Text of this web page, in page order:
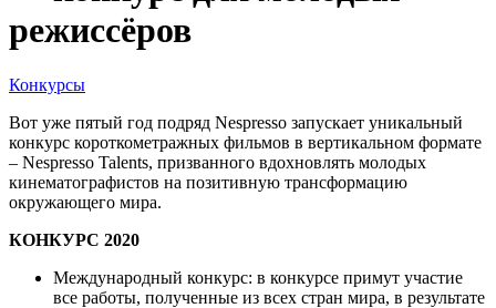
режиссёров
Конкурсы
Вот уже пятый год подряд Nespresso запускает уникальный
конкурс короткометражных фильмов в вертикальном формате
– Nespresso Talents, призванного вдохновлять молодых
кинематографистов на позитивную трансформацию
окружающего мира.
КОНКУРС 2020
Международный конкурс: в конкурсе примут участие
все работы, полученные из всех стран мира, в результате